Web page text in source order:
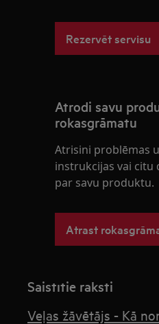
Rezervēt servisu
Atrodi savu
rokasgrāmatu
Atrisini problēmas
instrukcijas vai citu
par savu produktu.
Atrast
Saistītie raksti
Veļas žāvētājs - Kā